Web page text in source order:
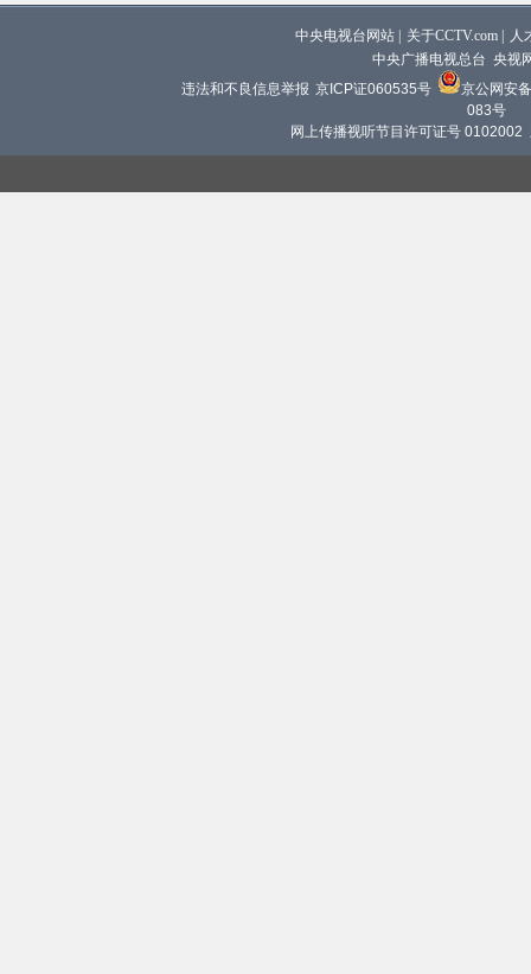
中央电视台网站 关于CCTV.com
人
中央广播电视总台 央视
违法和不良信息举报 京ICP证060535号
京公网安
083号
网上传播视听节目许可证号